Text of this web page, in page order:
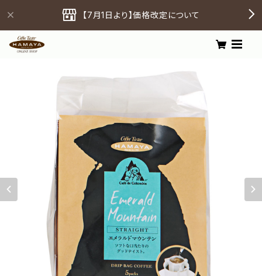
【7月1日より】価格改定について